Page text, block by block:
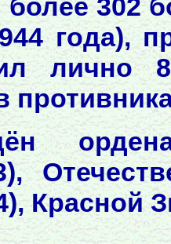
302
года),
лично
Красной